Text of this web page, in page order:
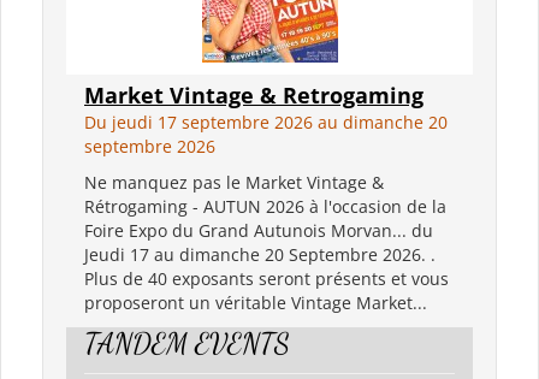
Market Vintage & Retrogaming
Du jeudi 17 septembre 2026 au dimanche 20
septembre 2026
Ne manquez pas le Market Vintage &
Rétrogaming - AUTUN 2026 à l'occasion de la
Foire Expo du Grand Autunois Morvan... du
Jeudi 17 au dimanche 20 Septembre 2026. .
Plus de 40 exposants seront présents et vous
proposeront un véritable Vintage Market...
TANDEM EVENTS